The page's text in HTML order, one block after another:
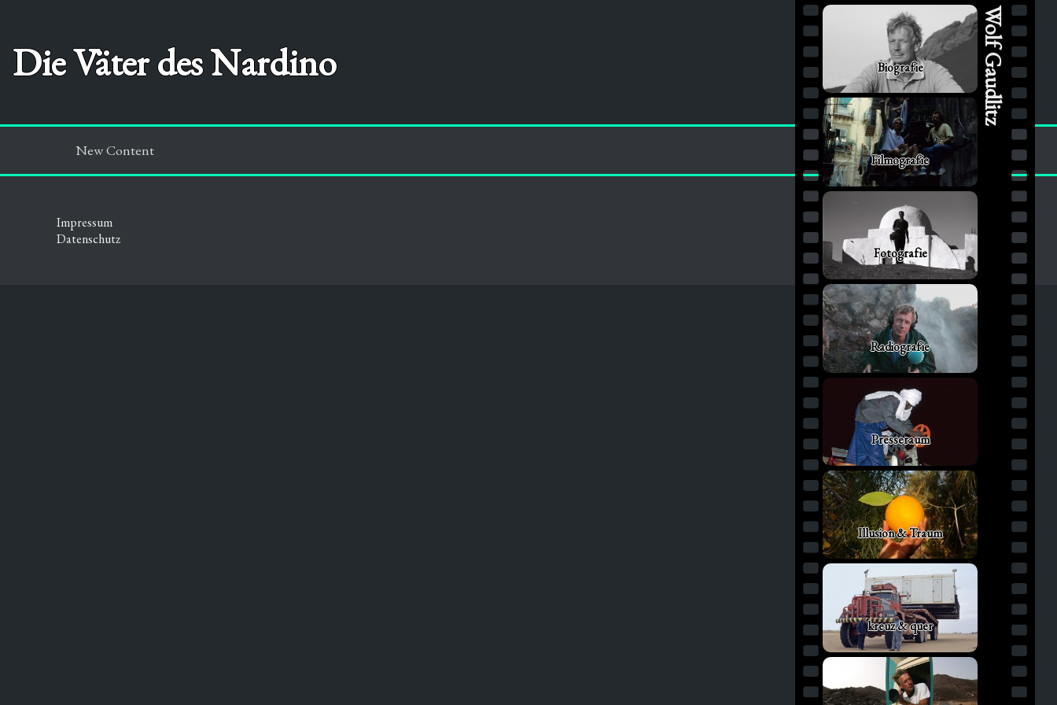
Wolf Gaudlitz
Biografie
Filmografie
Fotografie
Radiografie
Presseraum
Illusion & Traum
kreuz & quer
Die Väter des Nardino
New Content
Impressum
Datenschutz